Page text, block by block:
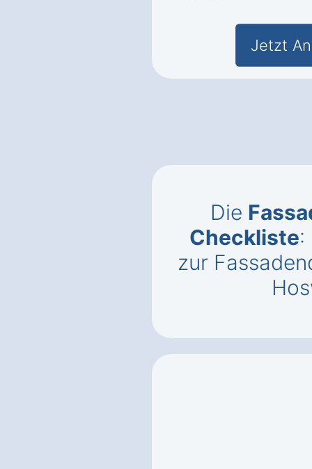
Jetzt
Die
Checkliste:
zur